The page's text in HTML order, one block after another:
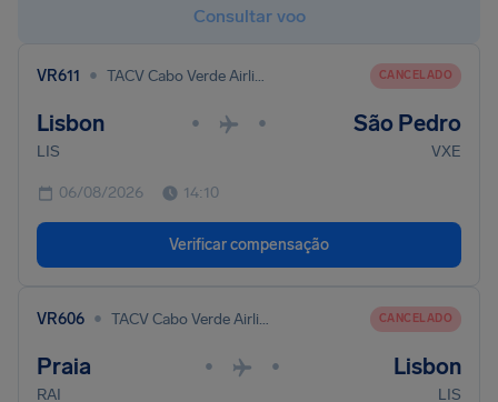
Consultar voo
VR611 • TACV Cabo Verde Airlines CANCELADO
Lisbon • • São Pedro
LIS VXE
06/08/2026 14:10
Verificar compensação
VR606 • TACV Cabo Verde Airlines CANCELADO
Praia • • Lisbon
RAI LIS